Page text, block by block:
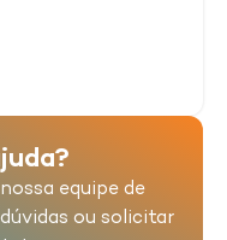
equipe de
ou solicitar